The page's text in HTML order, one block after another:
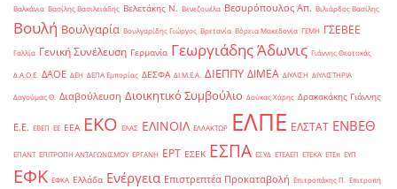
Βαλκάνια Βασίλης Βασιλειάδης Βελετάκης Ν. Βενεζουέλα Βεσυρόπουλος Απ. Βιλιάρδος Βασίλης
Βουλή Βουλγαρία Βουλγαρίδης Γιώργος Βρετανία Βόρεια Μακεδονία ΓΕΜΗ ΓΣΕΒΕΕ
Γαλλία Γενική Συνέλευση Γερμανία Γεωργιάδης Άδωνις Γιάννης Θεοτοκάς
Δ.Α.Ο.Ε. ΔΑΟΕ ΔΕΗ ΔΕΠΑ Εμπορίας ΔΕΣΦΑ ΔΙ.Μ.Ε.Α. ΔΙΕΠΠΥ ΔΙΜΕΑ ΔΙΥΛΙΣΗ ΔΙΥΛΙΣΤΗΡΙΑ
Δαγούμας Θ. Διαβούλευση Διοικητικό Συμβούλιο Δούκας Χάρης Δρακακάκης Γιάννης
Ε.Ε. ΕΒΕΠ ΕΕ ΕΕΑ ΕΚΟ ΕΛΑΣ ΕΛΙΝΟΙΛ ΕΛΛΑΚΤΩΡ ΕΛΠΕ ΕΛΣΤΑΤ ΕΝΒΕΘ
ΕΠΑΝΤ ΕΠΙΤΡΟΠΗ ΑΝΤΑΓΩΝΙΣΜΟΥ ΕΡΓΑΝΗ ΕΡΤ ΕΣΕΚ ΕΣΠΑ ΕΣΥΔ ΕΤΕΑΕΠ ΕΤΕΚΑ ΕΤΕπ ΕΥΠ
ΕΦΚ ΕΦΚΑ Ελλάδα Ενέργεια Επιστρεπτέα Προκαταβολή Επιτροπάκης Π. Επιτροπή